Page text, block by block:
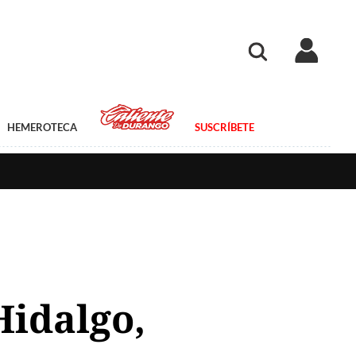
HEMEROTECA SUSCRÍBETE